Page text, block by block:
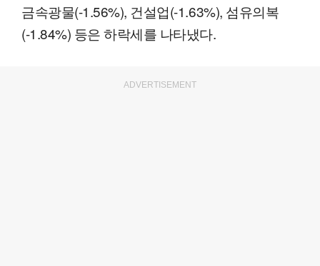
금속광물(-1.56%), 건설업(-1.63%), 섬유의복
(-1.84%) 등은 하락세를 나타냈다.
ADVERTISEMENT